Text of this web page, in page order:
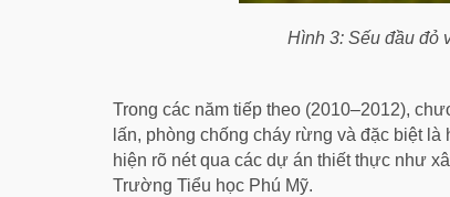
Hình 3: Sếu đầu đỏ
Trong các năm tiếp theo (2010–2012),
lấn, phòng chống cháy rừng và đặc biệt
hiện rõ nét qua các dự án thiết thực như
Trường Tiểu học Phú Mỹ.